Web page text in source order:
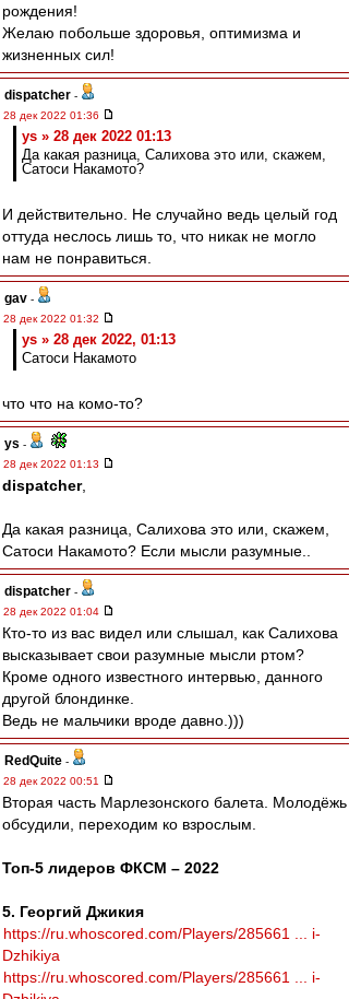
рождения!
Желаю побольше здоровья, оптимизма и
жизненных сил!
dispatcher -
28 дек 2022 01:36
ys » 28 дек 2022 01:13
Да какая разница, Салихова это или, скажем,
Сатоси Накамото?
И действительно. Не случайно ведь целый год
оттуда неслось лишь то, что никак не могло
нам не понравиться.
gav -
28 дек 2022 01:32
ys » 28 дек 2022, 01:13
Сатоси Накамото
что что на комо-то?
ys -
28 дек 2022 01:13
dispatcher,
Да какая разница, Салихова это или, скажем,
Сатоси Накамото? Если мысли разумные..
dispatcher -
28 дек 2022 01:04
Кто-то из вас видел или слышал, как Салихова
высказывает свои разумные мысли ртом?
Кроме одного известного интервью, данного
другой блондинке.
Ведь не мальчики вроде давно.)))
RedQuite -
28 дек 2022 00:51
Вторая часть Марлезонского балета. Молодёжь
обсудили, переходим ко взрослым.
Топ-5 лидеров ФКСМ – 2022
5. Георгий Джикия
https://ru.whoscored.com/Players/285661 ... i-
Dzhikiya
https://ru.whoscored.com/Players/285661 ... i-